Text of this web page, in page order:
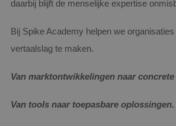
daarbij blijft de menselijke expertise
Bij Spike Academy helpen we
vertaalslag te maken.
Van marktontwikkelingen naar concrete
Van tools naar toepasbare oplossingen.